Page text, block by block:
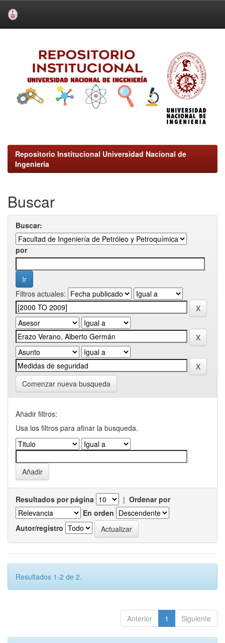
Repositorio Institucional Universidad Nacional de
Ingeniería
Buscar
Buscar:
por
Filtros actuales:
Comenzar nueva busqueda
Añadir filtros:
Usa los filtros para afinar la busqueda.
Resultados por página | Ordenar por
En orden
Autor/registro
Resultados 1-2 de 2.
Anterior 1 Siguiente